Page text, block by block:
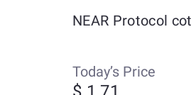
NEAR Protocol
Today’s Price